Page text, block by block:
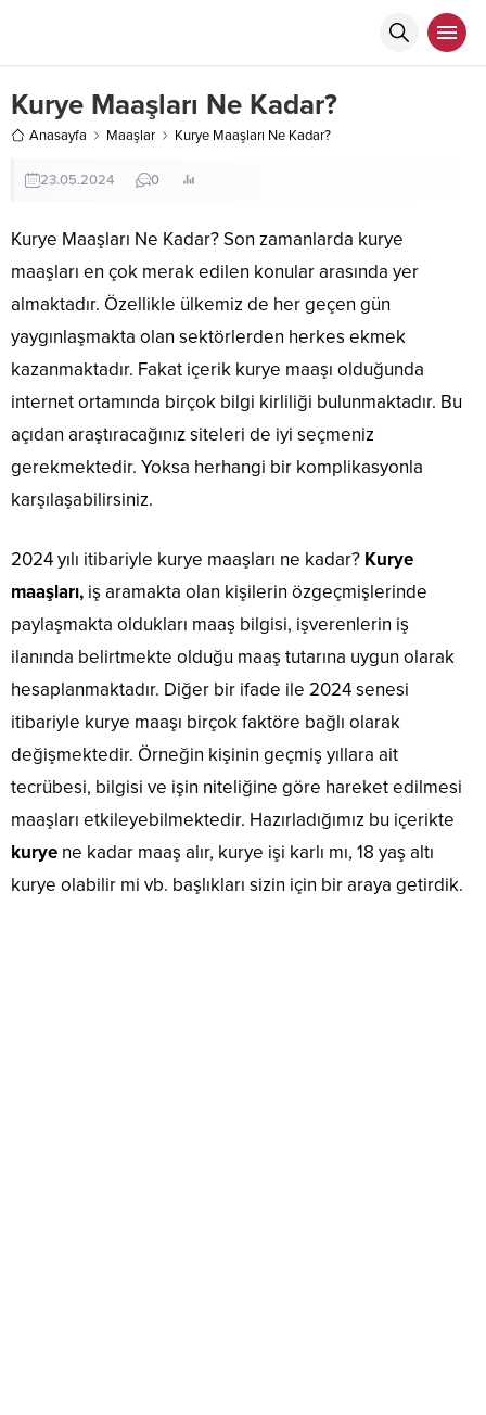
Kurye Maaşları Ne Kadar?
Anasayfa Maaşlar Kurye Maaşları Ne Kadar?
23.05.2024 0
Kurye Maaşları Ne Kadar? Son zamanlarda kurye
maaşları en çok merak edilen konular arasında yer
almaktadır. Özellikle ülkemiz de her geçen gün
yaygınlaşmakta olan sektörlerden herkes ekmek
kazanmaktadır. Fakat içerik kurye maaşı olduğunda
internet ortamında birçok bilgi kirliliği bulunmaktadır. Bu
açıdan araştıracağınız siteleri de iyi seçmeniz
gerekmektedir. Yoksa herhangi bir komplikasyonla
karşılaşabilirsiniz.
2024 yılı itibariyle kurye maaşları ne kadar? Kurye
maaşları, iş aramakta olan kişilerin özgeçmişlerinde
paylaşmakta oldukları maaş bilgisi, işverenlerin iş
ilanında belirtmekte olduğu maaş tutarına uygun olarak
hesaplanmaktadır. Diğer bir ifade ile 2024 senesi
itibariyle kurye maaşı birçok faktöre bağlı olarak
değişmektedir. Örneğin kişinin geçmiş yıllara ait
tecrübesi, bilgisi ve işin niteliğine göre hareket edilmesi
maaşları etkileyebilmektedir. Hazırladığımız bu içerikte
kurye ne kadar maaş alır, kurye işi karlı mı, 18 yaş altı
kurye olabilir mi vb. başlıkları sizin için bir araya getirdik.